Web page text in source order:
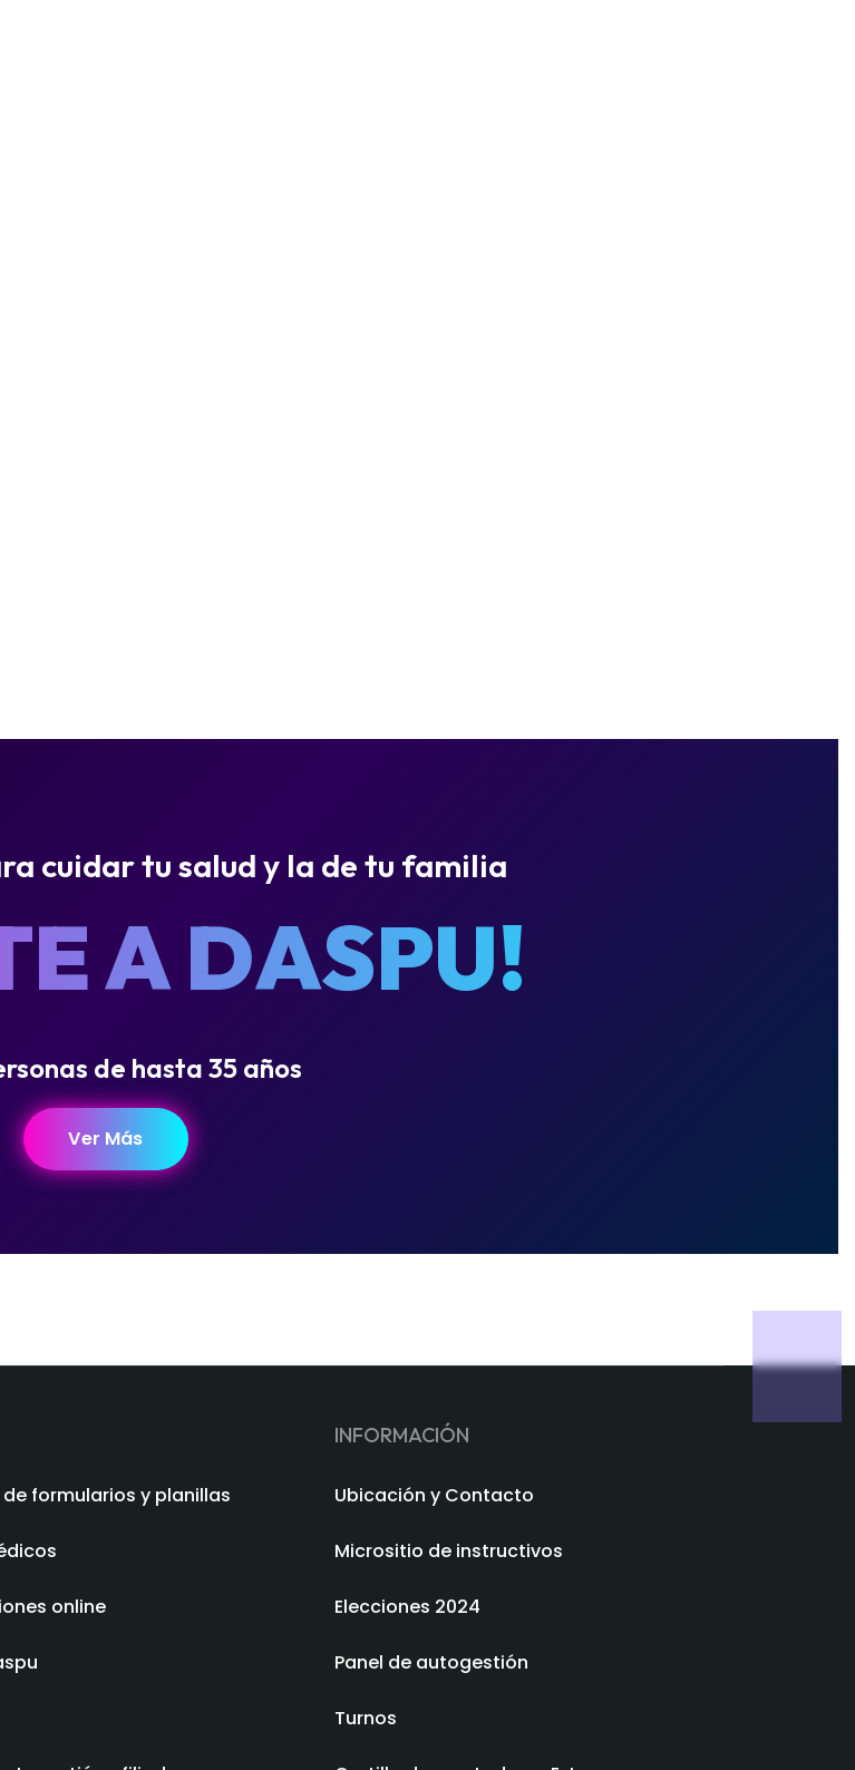
cuidar tu salud y la de tu familia
A DASPU!
de hasta 35 años
Ver Más
formularios y planillas
online
INFORMACIÓN
Ubicación y Contacto
Micrositio de instructivos
Elecciones 2024
Panel de autogestión
Turnos